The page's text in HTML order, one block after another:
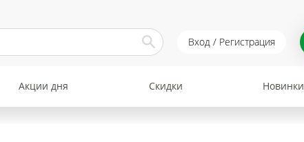
Вход / Регистрация
Акции дня Скидки Новинки